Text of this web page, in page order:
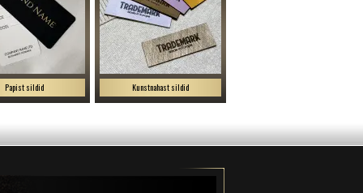
Papist sildid Kunstnahast sildid